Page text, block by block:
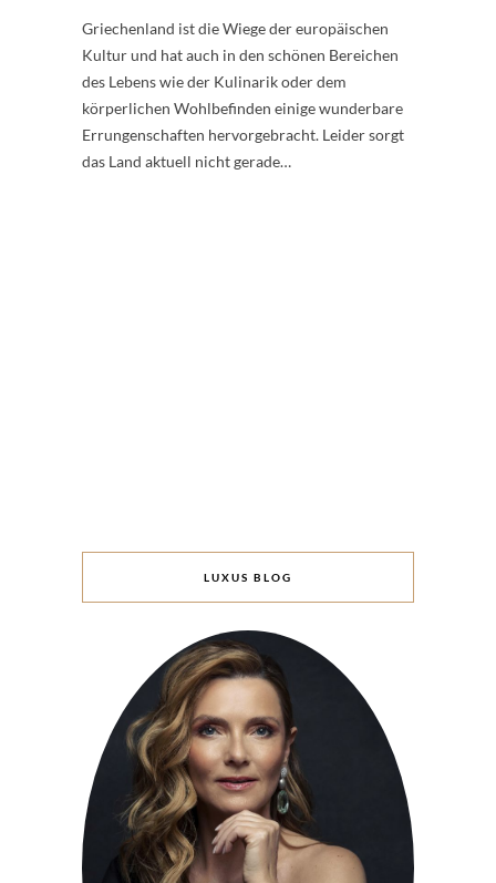
Griechenland ist die Wiege der europäischen
Kultur und hat auch in den schönen Bereichen
des Lebens wie der Kulinarik oder dem
körperlichen Wohlbefinden einige wunderbare
Errungenschaften hervorgebracht. Leider sorgt
das Land aktuell nicht gerade…
LUXUS BLOG